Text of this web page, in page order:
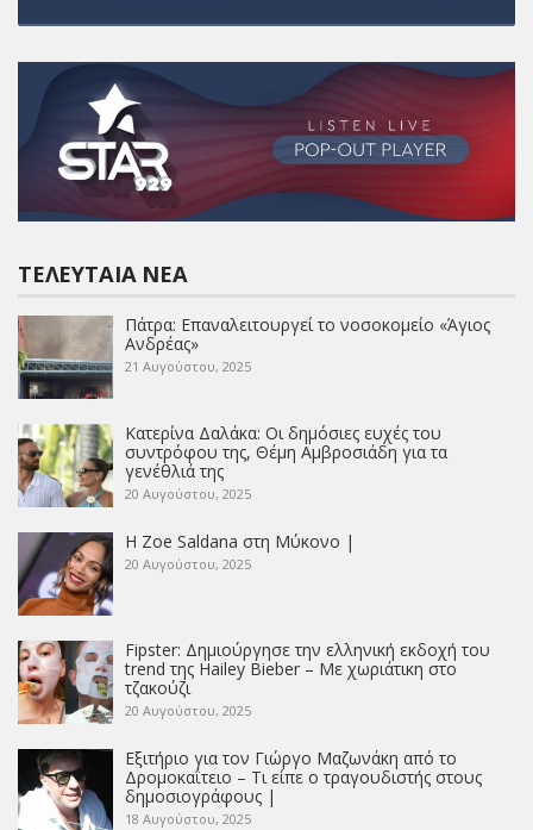
ΤΕΛΕΥΤΑΊΑ ΝΈΑ
Πάτρα: Επαναλειτουργεί το νοσοκομείο «Άγιος
Ανδρέας»
21 Αυγούστου, 2025
Κατερίνα Δαλάκα: Οι δημόσιες ευχές του
συντρόφου της, Θέμη Αμβροσιάδη για τα
γενέθλιά της
20 Αυγούστου, 2025
Η Zoe Saldana στη Μύκονο |
20 Αυγούστου, 2025
Fipster: Δημιούργησε την ελληνική εκδοχή του
trend της Hailey Bieber – Με χωριάτικη στο
τζακούζι
20 Αυγούστου, 2025
Εξιτήριο για τον Γιώργο Μαζωνάκη από το
Δρομοκαΐτειο – Τι είπε ο τραγουδιστής στους
δημοσιογράφους |
18 Αυγούστου, 2025